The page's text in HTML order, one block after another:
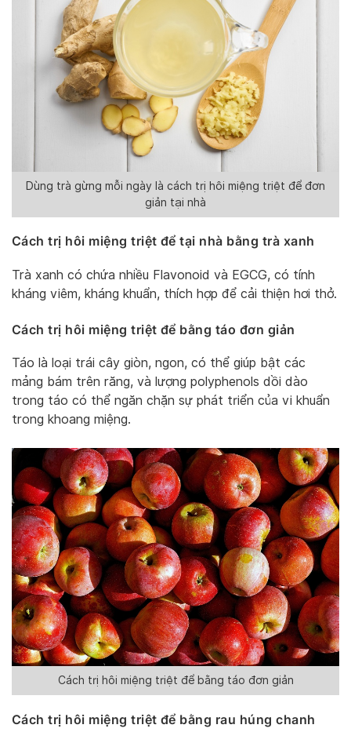
Dùng trà gừng mỗi ngày là cách trị hôi miệng triệt để đơn
giản tại nhà
Cách trị hôi miệng triệt để tại nhà bằng trà xanh
Trà xanh có chứa nhiều Flavonoid và EGCG, có tính
kháng viêm, kháng khuẩn, thích hợp để cải thiện hơi thở.
Cách trị hôi miệng triệt để bằng táo đơn giản
Táo là loại trái cây giòn, ngon, có thể giúp bật các
mảng bám trên răng, và lượng polyphenols dồi dào
trong táo có thể ngăn chặn sự phát triển của vi khuẩn
trong khoang miệng.
Cách trị hôi miệng triệt để bằng táo đơn giản
Cách trị hôi miệng triệt để bằng rau húng chanh